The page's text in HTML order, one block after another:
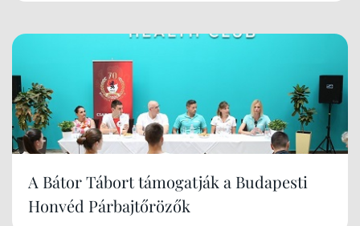
A Bátor Tábort támogatják a Budapesti
Honvéd Párbajtőrözők